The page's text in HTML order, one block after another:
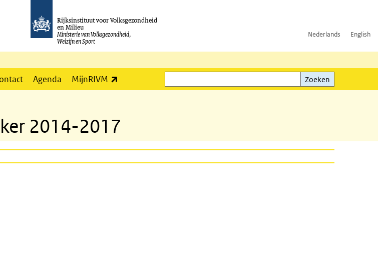
Rijksinstituut voor Volksgezondheid
en Milieu
Ministerie van Volksgezondheid,
Welzijn en Sport
Nederlands English
Agenda MijnRIVM
Zoeken
Zoeken
2014-2017